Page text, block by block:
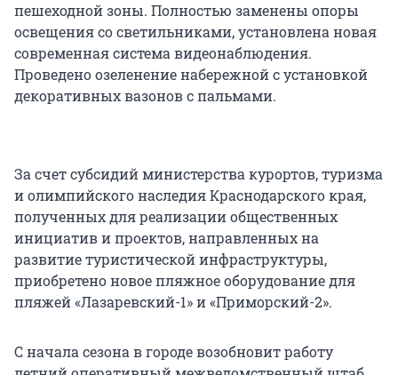
пешеходной зоны. Полностью заменены опоры
освещения со светильниками, установлена новая
современная система видеонаблюдения.
Проведено озеленение набережной с установкой
декоративных вазонов с пальмами.
За счет субсидий министерства курортов, туризма
и олимпийского наследия Краснодарского края,
полученных для реализации общественных
инициатив и проектов, направленных на
развитие туристической инфраструктуры,
приобретено новое пляжное оборудование для
пляжей «Лазаревский-1» и «Приморский-2».
С начала сезона в городе возобновит работу